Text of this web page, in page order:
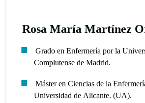
Rosa María Martínez
Grado en Enfermería por la
Complutense de Madrid.
Máster en Ciencias de la
Universidad de Alicante. (UA).